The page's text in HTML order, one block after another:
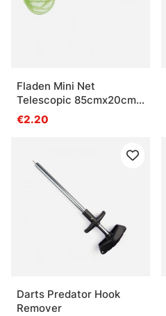
Fladen Mini Net
Telescopic 85cmx20cm -
Green
€2.20
Darts Predator Hook
Remover